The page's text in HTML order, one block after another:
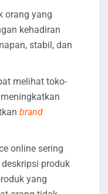
orang yang
kehadiran
stabil, dan
melihat toko-
brand
online sering
produk
yang